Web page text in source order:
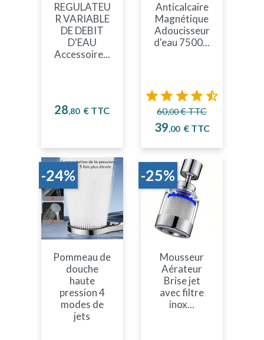
REGULATEU
R VARIABLE
DE DEBIT
D'EAU
Accessoire...
Prix
28,80 € TTC
Anticalcaire
Magnétique
Adoucisseur
d'eau 7500...

Prix de base
60,00€ TTC
Prix
39,00 € TTC
Pommeau de
douche
haute
pression 4
modes de
jets
-24%
Mousseur
Aérateur
Brise jet
avec filtre
inox...
-25%